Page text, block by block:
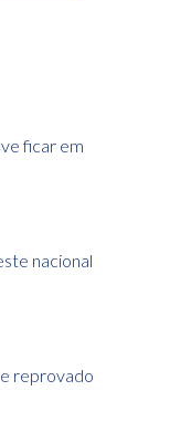
ficar em
nacional
reprovado